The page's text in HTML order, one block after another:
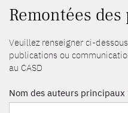
Remontées
Veuillez renseigner ci-
publications ou
au CASD
Nom des auteurs principaux